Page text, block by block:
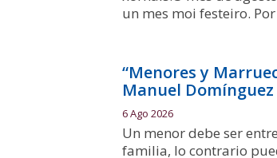
un mes moi festeiro. Por
“Menores y
Manuel Domínguez
6 Ago 2026
Un menor debe ser
familia, lo contrario